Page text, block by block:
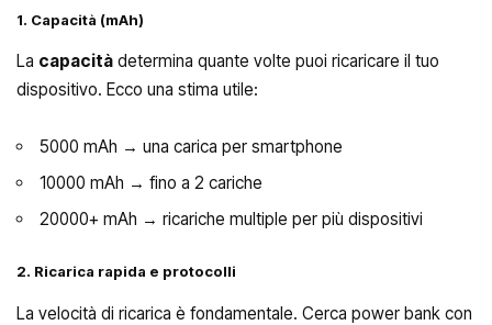
1. Capacità (mAh)
La capacità determina quante volte puoi ricaricare il tuo
dispositivo. Ecco una stima utile:
5000 mAh → una carica per smartphone
10000 mAh → fino a 2 cariche
20000+ mAh → ricariche multiple per più dispositivi
2. Ricarica rapida e protocolli
La velocità di ricarica è fondamentale. Cerca power bank con